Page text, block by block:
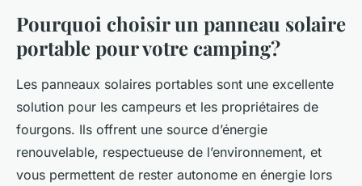
Pourquoi choisir un panneau solaire
portable pour votre camping?
Les panneaux solaires portables sont une excellente
solution pour les campeurs et les propriétaires de
fourgons. Ils offrent une source d’énergie
renouvelable, respectueuse de l’environnement, et
vous permettent de rester autonome en énergie lors